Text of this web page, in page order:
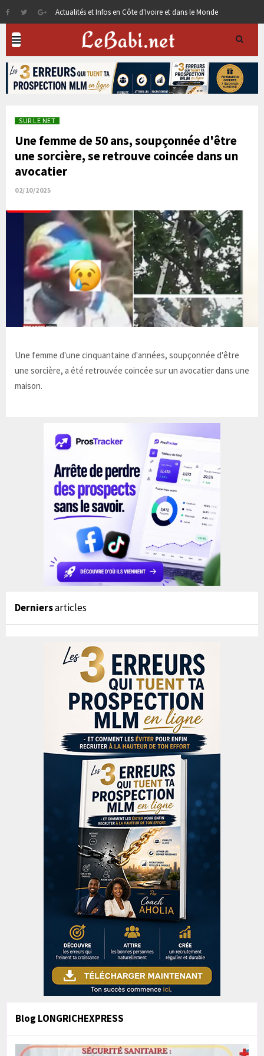
Actualités et Infos en Côte d'Ivoire et dans le Monde
SUR LE NET
Une femme de 50 ans, soupçonnée d'être
une sorcière, se retrouve coincée dans un
avocatier
02/10/2025
Une femme d'une cinquantaine d'années, soupçonnée d'être
une sorcière, a été retrouvée coincée sur un avocatier dans une
maison.
Derniersarticles
Blog LONGRICHEXPRESS